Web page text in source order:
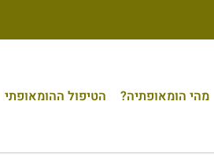
מהי הומאופתיה? הטיפול ההומאופתי